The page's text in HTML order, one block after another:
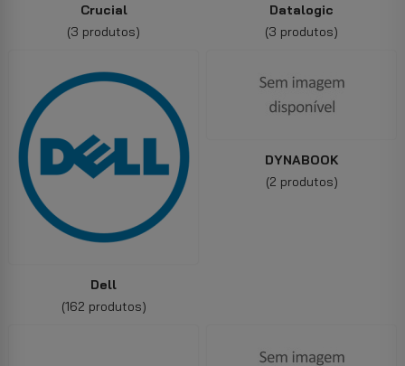
Crucial
(3 produtos)
Datalogic
(3 produtos)
Dell
(162 produtos)
DYNABOOK
(2 produtos)